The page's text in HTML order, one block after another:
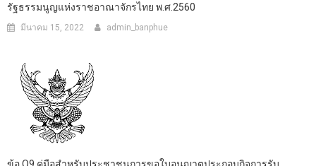
รัฐธรรมนูญแห่งราชอาณาจักรไทย พ.ศ.2560
มีนาคม 15, 2022 admin_banphue